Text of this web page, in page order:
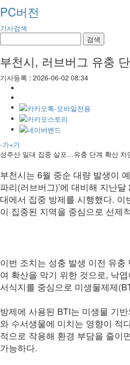
PC버전
기사검색
검색
부천시, 러브버그 유충
기사등록 : 2026-06-02 08:34
-가+가
성주산 일대 집중 살포…유충 단계 확산 차
부천시는 6월 중순 대량 발생이
파리(러브버그)’에 대비해 지난
대에서 집중 방제를 시행했다. 이
이 집중된 지역을 중심으로 선제
이번 조치는 성충 발생 이전 유충
여 확산을 막기 위한 것으로, 낙
서식지를 중심으로 미생물제제
방제에 사용된 BTI는 미생물 기
와 수서생물에 미치는 영향이 적
적으로 작용해 환경 부담을 줄이
가능하다.